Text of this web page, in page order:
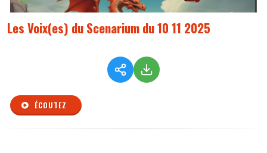
Les Voix(es) du Scenarium du 10 11 2025
ÉCOUTEZ